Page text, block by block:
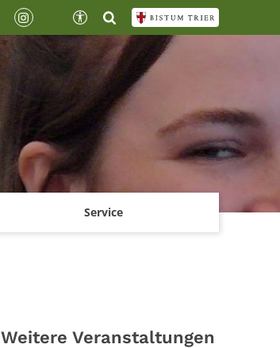
Service
Weitere Veranstaltungen